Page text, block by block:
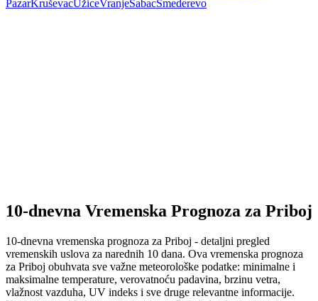
PazarKruševacUžiceVranjeŠabacSmederevo
10-dnevna Vremenska Prognoza za Priboj
10-dnevna vremenska prognoza za Priboj - detaljni pregled
vremenskih uslova za narednih 10 dana. Ova vremenska prognoza
za Priboj obuhvata sve važne meteorološke podatke: minimalne i
maksimalne temperature, verovatnoću padavina, brzinu vetra,
vlažnost vazduha, UV indeks i sve druge relevantne informacije.